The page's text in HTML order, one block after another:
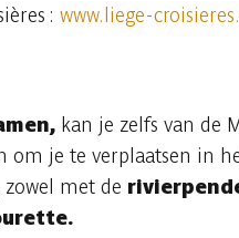
: www.liege-
kan je zelfs van de
om je te verplaatsen in
zowel met de